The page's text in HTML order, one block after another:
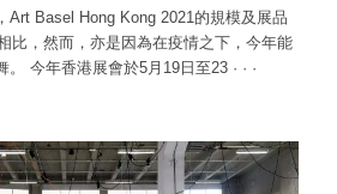
Art Basel Hong Kong 2021的規模及展品
比，然而，亦是因為在疫情之下，今年能
。 今年香港展會於5月19日至23 · · ·